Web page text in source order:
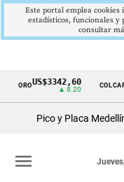
Cintillo
Colombia
OROUS$3342,60
▲ 8.20
COLCAP
Pico y Placa
Jueves
menu
Este portal emplea
estadísticos, funcionales y
consultar